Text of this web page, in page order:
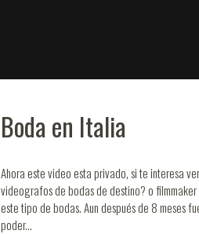
Boda en Italia
Ahora este video esta privado, si te interesa
videografos de bodas de destino? o
este tipo de bodas. Aun después de 8 meses
poder...